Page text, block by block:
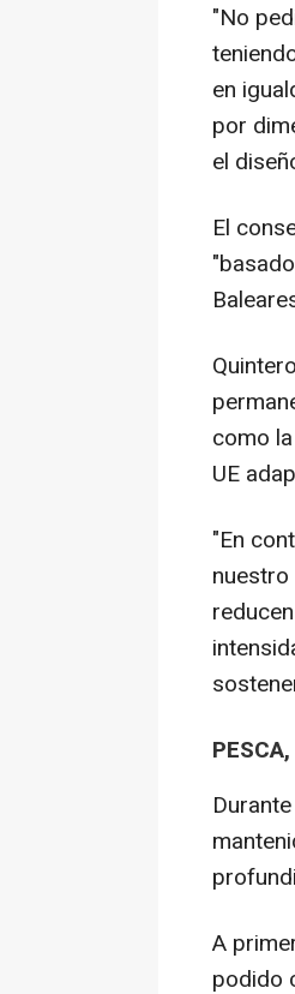
"No
en
por
el
El
como
UE
"En
A
podido